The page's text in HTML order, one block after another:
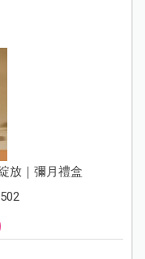
放｜彌月禮盒